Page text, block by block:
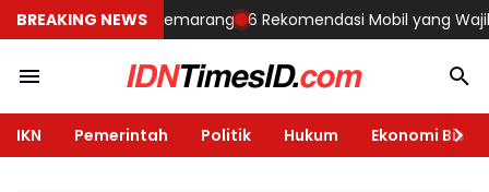
BREAKING NEWS
Rumah di Semarang 6 Rekomendasi Mobil yang Wajib
IKN Pemerintah Politik Hukum Ekonomi Bisnis